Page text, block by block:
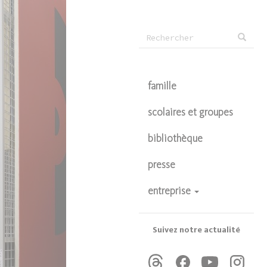
Formulaire
recherche
famille
scolaires et groupes
bibliothèque
presse
entreprise
Suivez notre actualité